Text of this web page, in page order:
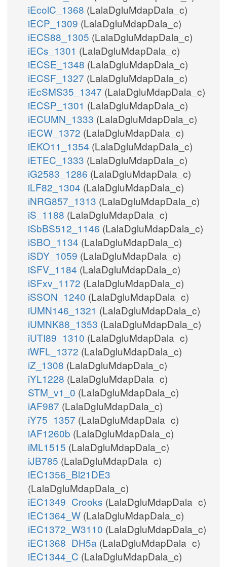
iEcolC_1368 (LalaDgluMdapDala_c)
iECP_1309 (LalaDgluMdapDala_c)
iECS88_1305 (LalaDgluMdapDala_c)
iECs_1301 (LalaDgluMdapDala_c)
iECSE_1348 (LalaDgluMdapDala_c)
iECSF_1327 (LalaDgluMdapDala_c)
iEcSMS35_1347 (LalaDgluMdapDala_c)
iECSP_1301 (LalaDgluMdapDala_c)
iECUMN_1333 (LalaDgluMdapDala_c)
iECW_1372 (LalaDgluMdapDala_c)
iEKO11_1354 (LalaDgluMdapDala_c)
iETEC_1333 (LalaDgluMdapDala_c)
iG2583_1286 (LalaDgluMdapDala_c)
iLF82_1304 (LalaDgluMdapDala_c)
iNRG857_1313 (LalaDgluMdapDala_c)
iS_1188 (LalaDgluMdapDala_c)
iSbBS512_1146 (LalaDgluMdapDala_c)
iSBO_1134 (LalaDgluMdapDala_c)
iSDY_1059 (LalaDgluMdapDala_c)
iSFV_1184 (LalaDgluMdapDala_c)
iSFxv_1172 (LalaDgluMdapDala_c)
iSSON_1240 (LalaDgluMdapDala_c)
iUMN146_1321 (LalaDgluMdapDala_c)
iUMNK88_1353 (LalaDgluMdapDala_c)
iUTI89_1310 (LalaDgluMdapDala_c)
iWFL_1372 (LalaDgluMdapDala_c)
iZ_1308 (LalaDgluMdapDala_c)
iYL1228 (LalaDgluMdapDala_c)
STM_v1_0 (LalaDgluMdapDala_c)
iAF987 (LalaDgluMdapDala_c)
iY75_1357 (LalaDgluMdapDala_c)
iAF1260b (LalaDgluMdapDala_c)
iML1515 (LalaDgluMdapDala_c)
iJB785 (LalaDgluMdapDala_c)
iEC1356_Bl21DE3
(LalaDgluMdapDala_c)
iEC1349_Crooks (LalaDgluMdapDala_c)
iEC1364_W (LalaDgluMdapDala_c)
iEC1372_W3110 (LalaDgluMdapDala_c)
iEC1368_DH5a (LalaDgluMdapDala_c)
iEC1344_C (LalaDgluMdapDala_c)